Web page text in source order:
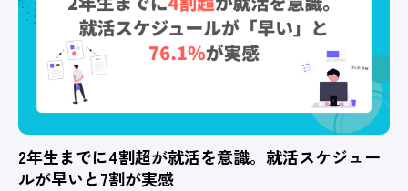
2年生までに4割超が就活を意識。就活スケジュー
ルが早いと7割が実感